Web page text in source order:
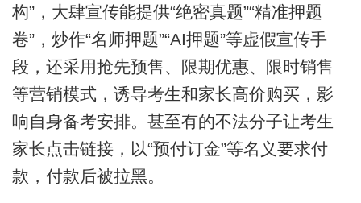
构”，大肆宣传能提供“绝密真题”“精准押题
卷”，炒作“名师押题”“AI押题”等虚假宣传手
段，还采用抢先预售、限期优惠、限时销售
等营销模式，诱导考生和家长高价购买，影
响自身备考安排。甚至有的不法分子让考生
家长点击链接，以“预付订金”等名义要求付
款，付款后被拉黑。